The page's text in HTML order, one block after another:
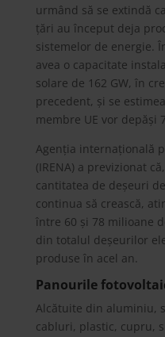
urmând să se extindă
țări au început deja
sistemelor de energie.
avea o capacitate
solare de 162 GW, în
precedent, și se
membre UE vor depăși
Agenția internațională
(IRENA) a previzionat
cantitatea de deșeuri
continua să crească,
între 60 și 78 milioane
din totalul deșeurilor
produse în acel an.
Panourile
Alcătuite din aluminiu,
cabluri, plastic, cupru,